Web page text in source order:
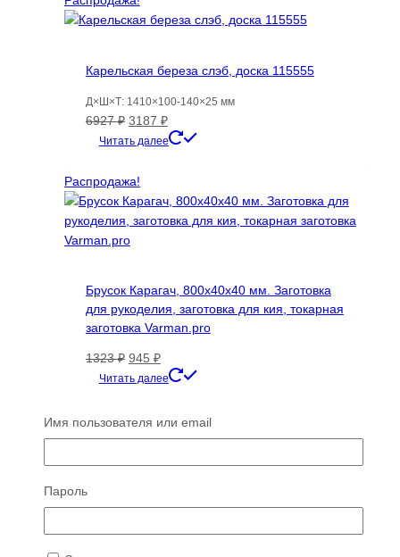
Карельская береза слэб, доска 115555
Д×Ш×Т: 1410×100-140×25 мм
6927₽ Первоначальная
цена
6927 ₽.
3187 ₽Текущая
цена:
Читать далее
Распродажа!
Брусок Карагач, 800х40х40 мм. Заготовка
для рукоделия, заготовка для кия, токарная
заготовка Varman.pro
1323₽ Первоначальная
цена
945 ₽Текущая
цена:
Читать далее
Распродажа!
Дуб кавказский 121159
цена
цена:
Имя пользователя или email
Пароль